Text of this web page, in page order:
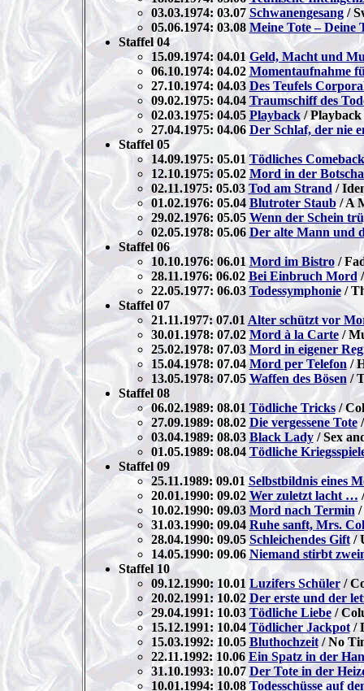
03.03.1974: 03.07 Schwanengesang/
05.06.1974: 03.08 Meine Tote – Deine
Staffel 04
15.09.1974: 04.01Geld, Macht und
06.10.1974: 04.02 Momentaufnahme
27.10.1974: 04.03 Des Teufels
09.02.1975: 04.04 Traumschiff des
02.03.1975: 04.05 Playback/ Playback
27.04.1975: 04.06 Der Schlaf, der nie
Staffel 05
14.09.1975: 05.01Tödliches Comeback
12.10.1975: 05.02 Mord in der
02.11.1975: 05.03 Tod am Strand /
01.02.1976: 05.04 Blutroter Staub/ A
29.02.1976: 05.05 Wenn der Schein
02.05.1978: 05.06 Der alte Mann und
Staffel 06
10.10.1976: 06.01Mord im Bistro/
28.11.1976: 06.02 Bei Einbruch Mord/
22.05.1977: 06.03 Todessymphonie/
Staffel 07
21.11.1977: 07.01 Alter schützt vor
30.01.1978: 07.02Mord à la Carte/
25.02.1978: 07.03 Mord in eigener
15.04.1978: 07.04Mord per Telefon/
13.05.1978: 07.05 Waffen des Bösen /
Staffel 08
06.02.1989: 08.01 Tödliche Tricks/
27.09.1989: 08.02 Die vergessene Tote/
03.04.1989: 08.03 Black Lady/ Sex
01.05.1989: 08.04 Tödliche
Staffel 09
25.11.1989: 09.01 Selbstbildnis eines
20.01.1990: 09.02Wer zuletzt lacht …
10.02.1990: 09.03 Mord nach Termin /
31.03.1990: 09.04 Ruhe sanft, Mrs.
28.04.1990: 09.05Schleichendes Gift/
14.05.1990: 09.06 Niemand stirbt
Staffel 10
09.12.1990: 10.01 Luzifers Schüler/
20.02.1991: 10.02 Der erste und der
29.04.1991: 10.03 Tödliche Liebe/
15.12.1991: 10.04 Tödlicher Jackpot/
15.03.1992: 10.05 Bluthochzeit/ No
22.11.1992: 10.06 Ein Spatz in der
31.10.1993: 10.07 Der Tote in der
10.01.1994: 10.08Todesschüsse auf